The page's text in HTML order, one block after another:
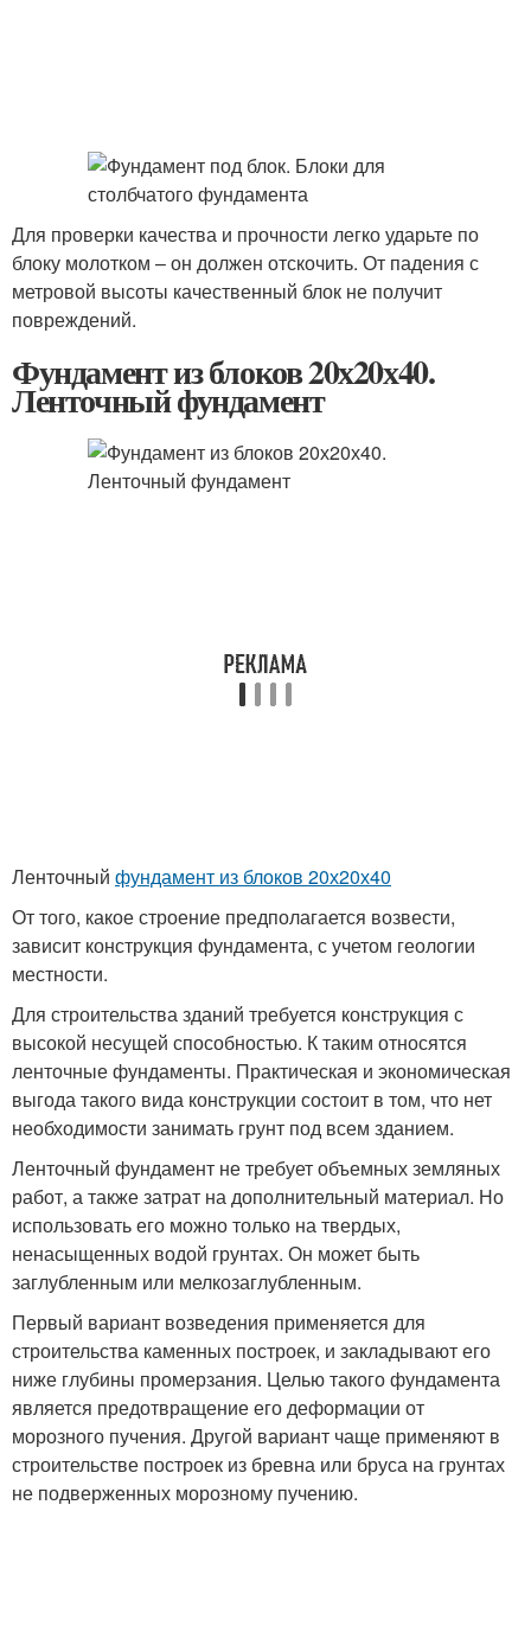
Для проверки качества и прочности легко ударьте по
блоку молотком – он должен отскочить. От падения с
метровой высоты качественный блок не получит
повреждений.
Фундамент из блоков 20х20х40.
Ленточный фундамент
Ленточный фундамент из блоков 20х20х40
От того, какое строение предполагается возвести,
зависит конструкция фундамента, с учетом геологии
местности.
Для строительства зданий требуется конструкция с
высокой несущей способностью. К таким относятся
ленточные фундаменты. Практическая и экономическая
выгода такого вида конструкции состоит в том, что нет
необходимости занимать грунт под всем зданием.
Ленточный фундамент не требует объемных земляных
работ, а также затрат на дополнительный материал. Но
использовать его можно только на твердых,
ненасыщенных водой грунтах. Он может быть
заглубленным или мелкозаглубленным.
Первый вариант возведения применяется для
строительства каменных построек, и закладывают его
ниже глубины промерзания. Целью такого фундамента
является предотвращение его деформации от
морозного пучения. Другой вариант чаще применяют в
строительстве построек из бревна или бруса на грунтах
не подверженных морозному пучению.